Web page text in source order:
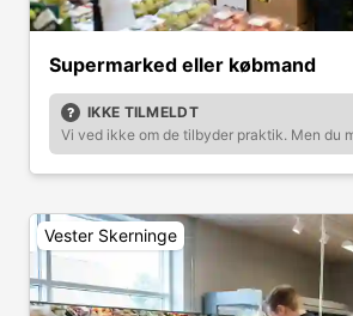
Supermarked eller købmand
IKKE TILMELDT
Vi ved ikke om de tilbyder praktik. Men du
Vester Skerninge